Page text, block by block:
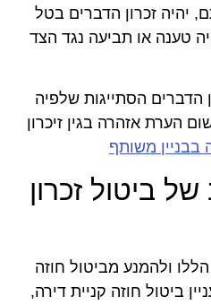
יהיה זכרון הדברים בטל
טענה או תביעה נגד הצד
הדברים הסתייגות שלפיה
הערת אזהרה בגין זיכרון
בבניין משותף
ביטול זכרון
ולהמנע מביטול חוזה
ביטול חוזה קניית דירה,